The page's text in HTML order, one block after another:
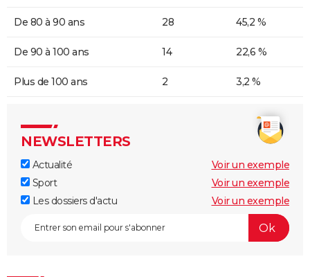
De 80 à 90 ans 28 45,2 %
De 90 à 100 ans 14 22,6 %
Plus de 100 ans 2 3,2 %
NEWSLETTERS
Actualité
Voir un exemple
Sport
Voir un exemple
Les dossiers d'actu
Voir un exemple